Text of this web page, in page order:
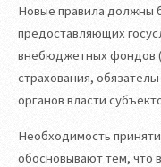
Новые правила должны
предоставляющих
внебюджетных фондов
страхования,
органов власти
Необходимость
обосновывают тем, что